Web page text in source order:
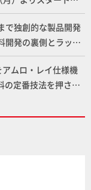
で独創的な製品開発
開発の裏側とラッカ
ー！
アムロ・レイ仕様機
の定番技法を押さえ